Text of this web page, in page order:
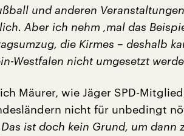
und anderen
Aber ich nehm ‚mal das
die Kirmes – deshalb
Westfalen nicht umgesetzt
Mäurer, wie Jäger SPD-
nicht für unbedingt
ist doch kein Grund, um dann